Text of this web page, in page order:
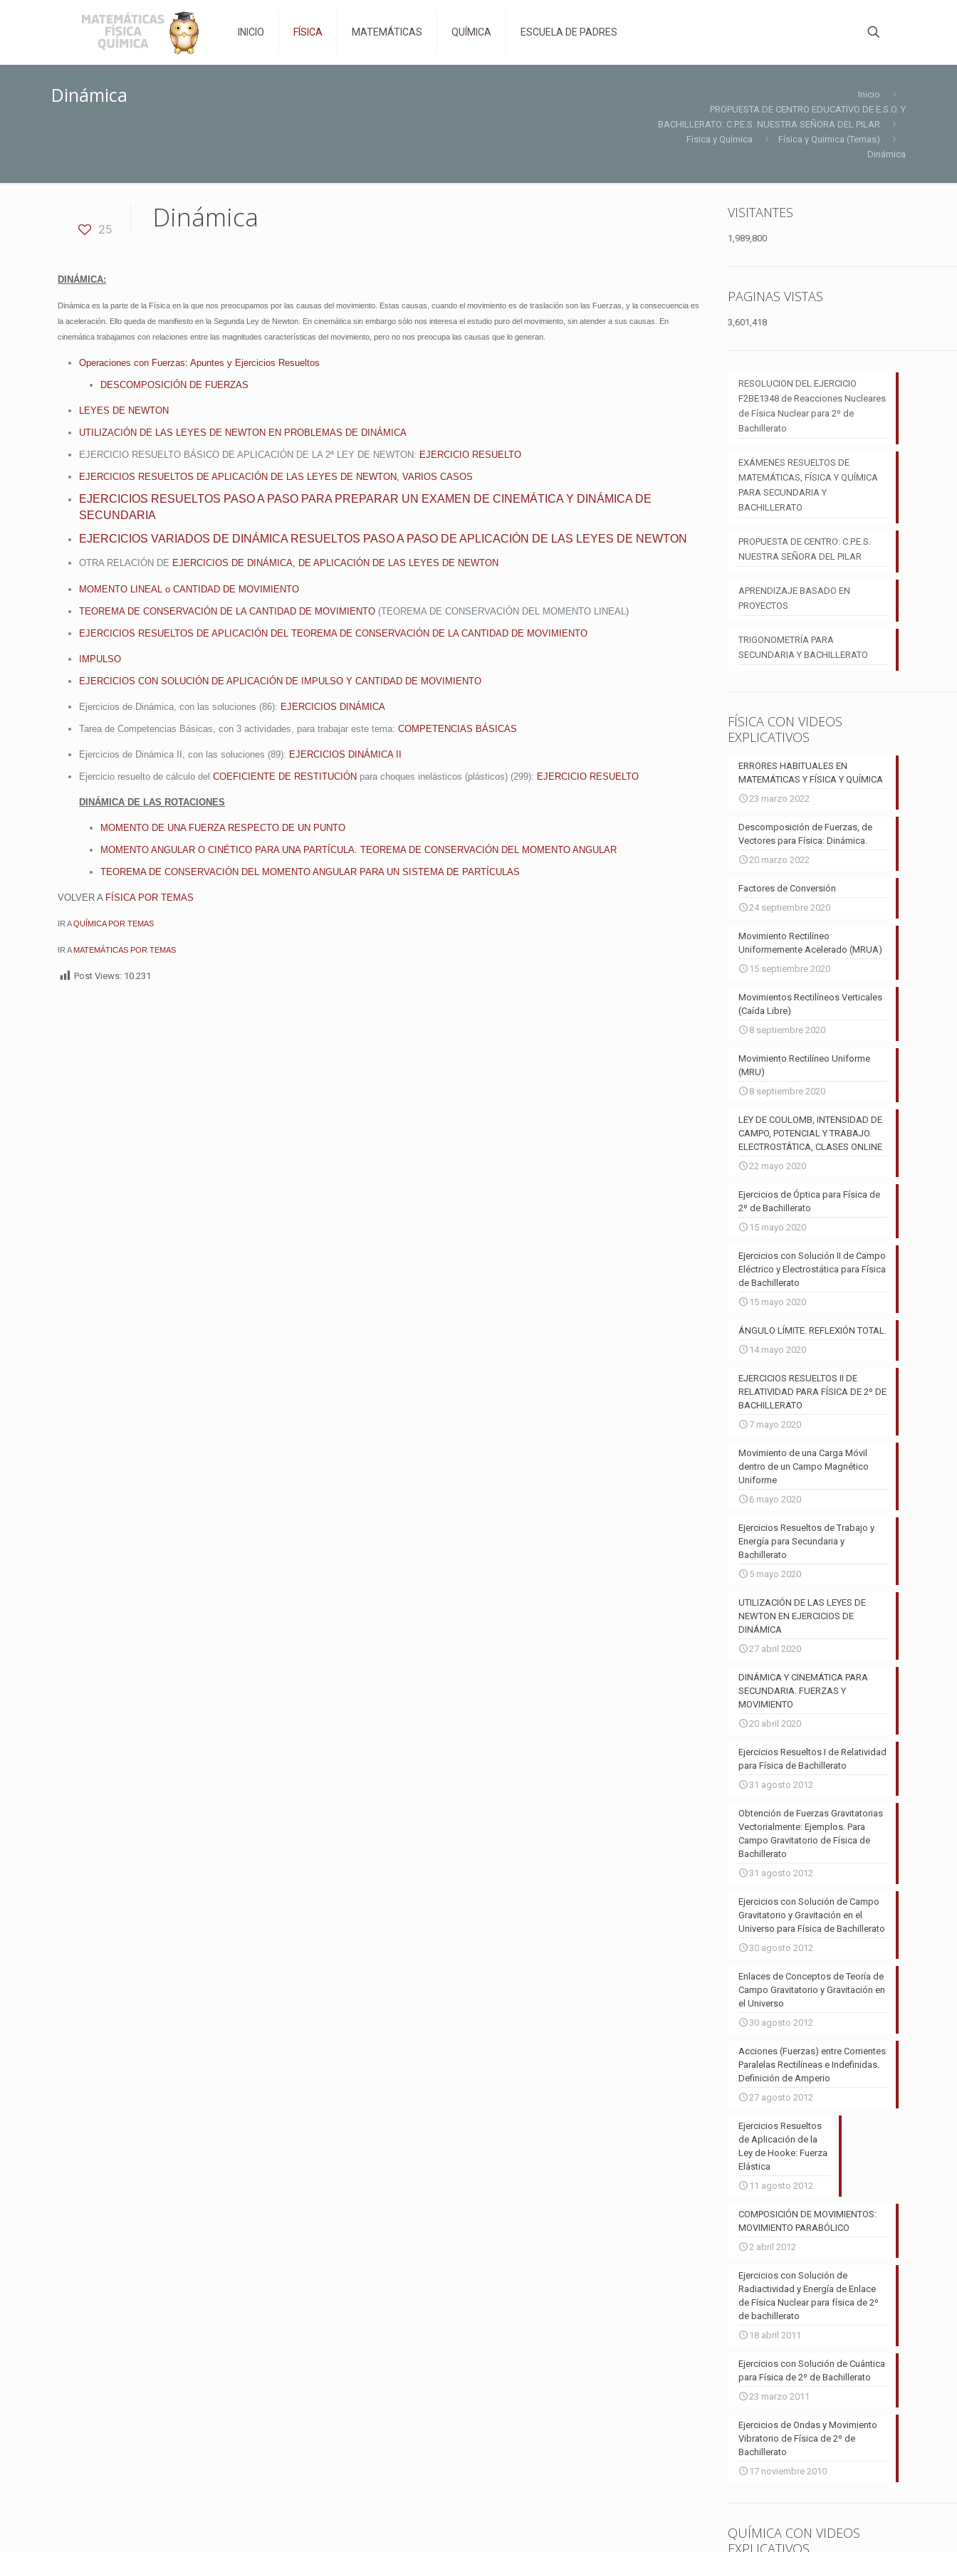
INICIO FÍSICA MATEMÁTICAS QUÍMICA ESCUELA DE PADRES
Dinámica
Inicio
PROPUESTA DE CENTRO EDUCATIVO DE E.S.O. Y
BACHILLERATO: C.P.E.S. NUESTRA SEÑORA DEL PILAR
Física y Química
Física y Química (Temas)
Dinámica
25 Dinámica
DINÁMICA:
Dinámica es la parte de la Física en la que nos preocupamos por las causas del movimiento. Estas causas, cuando el movimiento es de traslación son las Fuerzas, y la consecuencia es
la aceleración. Ello queda de manifiesto en la Segunda Ley de Newton. En cinemática sin embargo sólo nos interesa el estudio puro del movimiento, sin atender a sus causas. En
cinemática trabajamos con relaciones entre las magnitudes características del movimiento, pero no nos preocupa las causas que lo generan.
Operaciones con Fuerzas: Apuntes y Ejercicios Resueltos
DESCOMPOSICIÓN DE FUERZAS
LEYES DE NEWTON
UTILIZACIÓN DE LAS LEYES DE NEWTON EN PROBLEMAS DE DINÁMICA
EJERCICIO RESUELTO BÁSICO DE APLICACIÓN DE LA 2ª LEY DE NEWTON: EJERCICIO RESUELTO
EJERCICIOS RESUELTOS DE APLICACIÓN DE LAS LEYES DE NEWTON, VARIOS CASOS
EJERCICIOS RESUELTOS PASO A PASO PARA PREPARAR UN EXAMEN DE CINEMÁTICA Y DINÁMICA DE
SECUNDARIA
EJERCICIOS VARIADOS DE DINÁMICA RESUELTOS PASO A PASO DE APLICACIÓN DE LAS LEYES DE NEWTON
OTRA RELACIÓN DE EJERCICIOS DE DINÁMICA, DE APLICACIÓN DE LAS LEYES DE NEWTON
MOMENTO LINEAL o CANTIDAD DE MOVIMIENTO
TEOREMA DE CONSERVACIÓN DE LA CANTIDAD DE MOVIMIENTO (TEOREMA DE CONSERVACIÓN DEL MOMENTO LINEAL)
EJERCICIOS RESUELTOS DE APLICACIÓN DEL TEOREMA DE CONSERVACIÓN DE LA CANTIDAD DE MOVIMIENTO
IMPULSO
EJERCICIOS CON SOLUCIÓN DE APLICACIÓN DE IMPULSO Y CANTIDAD DE MOVIMIENTO
Ejercicios de Dinámica, con las soluciones (86): EJERCICIOS DINÁMICA
Tarea de Competencias Básicas, con 3 actividades, para trabajar este tema:COMPETENCIAS BÁSICAS
Ejercicios de Dinámica II, con las soluciones (89): EJERCICIOS DINÁMICA II
Ejercicio resuelto de cálculo delCOEFICIENTE DE RESTITUCIÓN para choques inelásticos (plásticos) (299): EJERCICIO RESUELTO
DINÁMICA DE LAS ROTACIONES
MOMENTO DE UNA FUERZA RESPECTO DE UN PUNTO
MOMENTO ANGULAR O CINÉTICO PARA UNA PARTÍCULA. TEOREMA DE CONSERVACIÓN DEL MOMENTO ANGULAR
TEOREMA DE CONSERVACIÓN DEL MOMENTO ANGULAR PARA UN SISTEMA DE PARTÍCULAS
VOLVER A FÍSICA POR TEMAS
IR AQUÍMICA POR TEMAS
IR A MATEMÁTICAS POR TEMAS
Post Views: 10.231
VISITANTES
1,989,800
PAGINAS VISTAS
3,601,418
RESOLUCION DEL EJERCICIO
F2BE1348 de Reacciones Nucleares
de Física Nuclear para 2º de
Bachillerato
EXÁMENES RESUELTOS DE
MATEMÁTICAS, FÍSICA Y QUÍMICA
PARA SECUNDARIA Y
BACHILLERATO
PROPUESTA DE CENTRO: C.P.E.S.
NUESTRA SEÑORA DEL PILAR
APRENDIZAJE BASADO EN
PROYECTOS
TRIGONOMETRÍA PARA
SECUNDARIA Y BACHILLERATO
FÍSICA CON VIDEOS
EXPLICATIVOS
ERRORES HABITUALES EN
MATEMÁTICAS Y FÍSICA Y QUÍMICA
23 marzo 2022
Descomposición de Fuerzas, de
Vectores para Física: Dinámica.
20 marzo 2022
Factores de Conversión
24 septiembre 2020
Movimiento Rectilíneo
Uniformemente Acelerado (MRUA)
15 septiembre 2020
Movimientos Rectilíneos Verticales
(Caída Libre)
8 septiembre 2020
Movimiento Rectilíneo Uniforme
(MRU)
8 septiembre 2020
LEY DE COULOMB, INTENSIDAD DE
CAMPO, POTENCIAL Y TRABAJO.
ELECTROSTÁTICA, CLASES ONLINE
22 mayo 2020
Ejercicios de Óptica para Física de
2º de Bachillerato
15 mayo 2020
Ejercicios con Solución II de Campo
Eléctrico y Electrostática para Física
de Bachillerato
15 mayo 2020
ÁNGULO LÍMITE. REFLEXIÓN TOTAL.
14 mayo 2020
EJERCICIOS RESUELTOS II DE
RELATIVIDAD PARA FÍSICA DE 2º DE
BACHILLERATO
7 mayo 2020
Movimiento de una Carga Móvil
dentro de un Campo Magnético
Uniforme
6 mayo 2020
Ejercicios Resueltos de Trabajo y
Energía para Secundaria y
Bachillerato
5 mayo 2020
UTILIZACIÓN DE LAS LEYES DE
NEWTON EN EJERCICIOS DE
DINÁMICA
27 abril 2020
DINÁMICA Y CINEMÁTICA PARA
SECUNDARIA. FUERZAS Y
MOVIMIENTO
20 abril 2020
Ejercicios Resueltos I de Relatividad
para Física de Bachillerato
31 agosto 2012
Obtención de Fuerzas Gravitatorias
Vectorialmente: Ejemplos. Para
Campo Gravitatorio de Física de
Bachillerato
31 agosto 2012
Ejercicios con Solución de Campo
Gravitatorio y Gravitación en el
Universo para Física de Bachillerato
30 agosto 2012
Enlaces de Conceptos de Teoría de
Campo Gravitatorio y Gravitación en
el Universo
30 agosto 2012
Acciones (Fuerzas) entre Corrientes
Paralelas Rectilíneas e Indefinidas.
Definición de Amperio
27 agosto 2012
Ejercicios Resueltos
de Aplicación de la
Ley de Hooke: Fuerza
Elástica
11 agosto 2012
COMPOSICIÓN DE MOVIMIENTOS:
MOVIMIENTO PARABÓLICO
2 abril 2012
Ejercicios con Solución de
Radiactividad y Energía de Enlace
de Física Nuclear para física de 2º
de bachillerato
18 abril 2011
Ejercicios con Solución de Cuántica
para Física de 2º de Bachillerato
23 marzo 2011
Ejercicios de Ondas y Movimiento
Vibratorio de Física de 2º de
Bachillerato
17 noviembre 2010
QUÍMICA CON VIDEOS
EXPLICATIVOS